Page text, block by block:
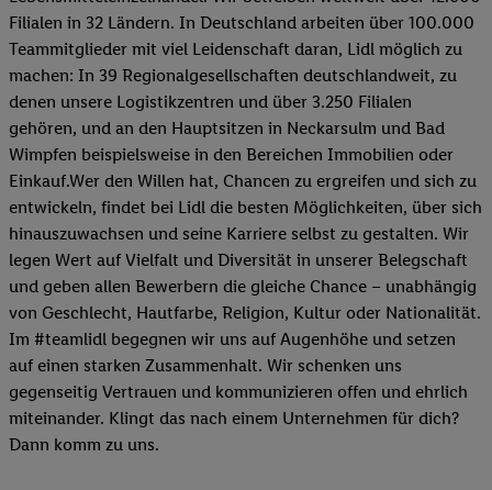
Filialen in 32 Ländern. In Deutschland arbeiten über 100.000
Teammitglieder mit viel Leidenschaft daran, Lidl möglich zu
machen: In 39 Regionalgesellschaften deutschlandweit, zu
denen unsere Logistikzentren und über 3.250 Filialen
gehören, und an den Hauptsitzen in Neckarsulm und Bad
Wimpfen beispielsweise in den Bereichen Immobilien oder
Einkauf.Wer den Willen hat, Chancen zu ergreifen und sich zu
entwickeln, findet bei Lidl die besten Möglichkeiten, über sich
hinauszuwachsen und seine Karriere selbst zu gestalten. Wir
legen Wert auf Vielfalt und Diversität in unserer Belegschaft
und geben allen Bewerbern die gleiche Chance – unabhängig
von Geschlecht, Hautfarbe, Religion, Kultur oder Nationalität.
Im #teamlidl begegnen wir uns auf Augenhöhe und setzen
auf einen starken Zusammenhalt. Wir schenken uns
gegenseitig Vertrauen und kommunizieren offen und ehrlich
miteinander. Klingt das nach einem Unternehmen für dich?
Dann komm zu uns.​